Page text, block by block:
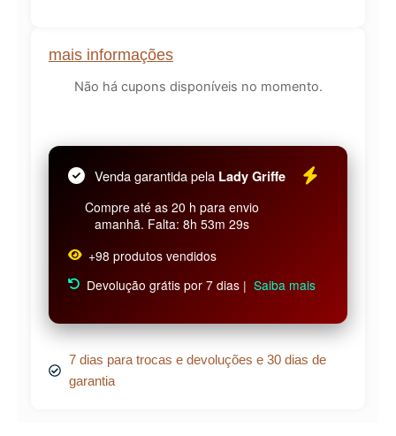
mais informações
Não há cupons disponíveis no momento.
Venda garantida pela Lady Griffe
Compre até as 20 h para envio
amanhã. Falta: 8h 53m 29s
+98 produtos vendidos
Devolução grátis por 7 dias | Saiba mais
7 dias para trocas e devoluções e 30 dias de
garantia